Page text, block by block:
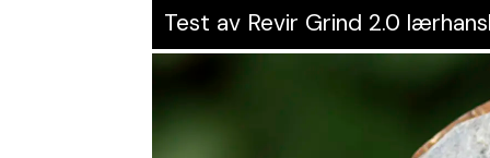
Test av Revir Grind 2.0